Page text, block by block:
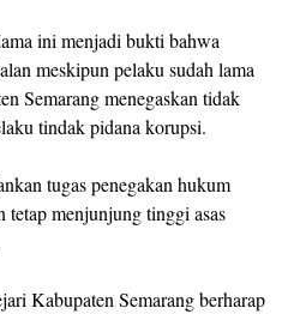
ini menjadi bukti bahwa
meskipun pelaku sudah lama
Semarang menegaskan tidak
tindak pidana korupsi.
tugas penegakan hukum
tetap menjunjung tinggi asas
Kabupaten Semarang berharap